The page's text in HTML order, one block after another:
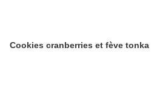
Cookies cranberries et fève tonka